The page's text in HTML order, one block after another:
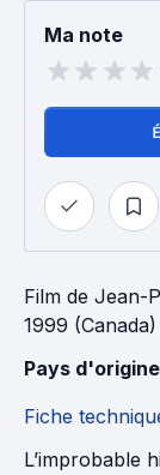
Ma note
Film de Jean-
1999 (Canada)
Pays
Fiche
L’improbable